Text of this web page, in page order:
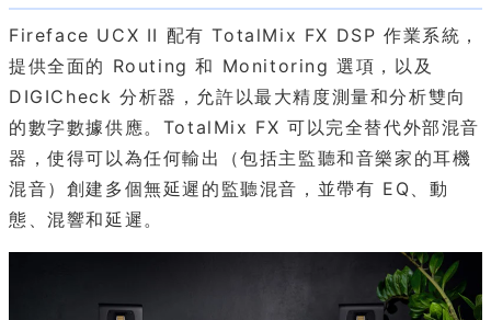
Fireface UCX II 配有 TotalMix FX DSP 作業系統，
提供全面的 Routing 和 Monitoring 選項，以及
DIGICheck 分析器，允許以最大精度測量和分析雙向
的數字數據供應。TotalMix FX 可以完全替代外部混音
器，使得可以為任何輸出（包括主監聽和音樂家的耳機
混音）創建多個無延遲的監聽混音，並帶有 EQ、動
態、混響和延遲。